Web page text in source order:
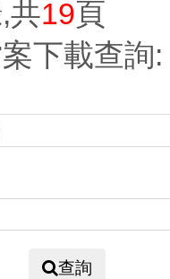
共19頁
下載查詢:
查詢